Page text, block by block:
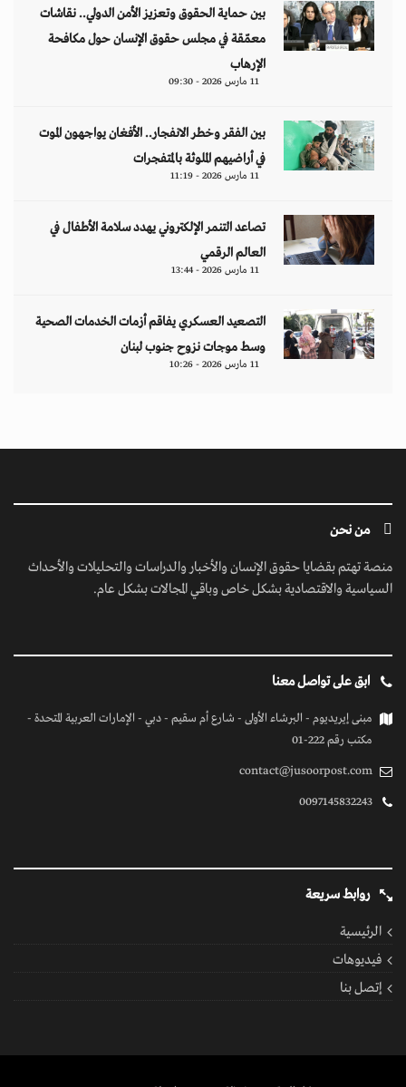
بين حماية الحقوق وتعزيز الأمن الدولي.. نقاشات
معمّقة في مجلس حقوق الإنسان حول مكافحة
الإرهاب
11 مارس 2026 - 09:30
بين الفقر وخطر الانفجار.. الأفغان يواجهون الموت
في أراضيهم الملوثة بالمتفجرات
11 مارس 2026 - 11:19
تصاعد التنمر الإلكتروني يهدد سلامة الأطفال في
العالم الرقمي
11 مارس 2026 - 13:44
التصعيد العسكري يفاقم أزمات الخدمات الصحية
وسط موجات نزوح جنوب لبنان
11 مارس 2026 - 10:26
من نحن
منصة تهتم بقضايا حقوق الإنسان والأخبار والدراسات والتحليلات والأحداث
السياسية والاقتصادية بشكل خاص وباقي المجالات بشكل عام.
ابق على تواصل معنا
مبنى إيريديوم - البرشاء الأولى - شارع أم سقيم - دبي - الإمارات العربية المتحدة -
مكتب رقم 222-01
contact@jusoorpost.com
0097145832243
روابط سريعة
الرئيسية
فيديوهات
إتصل بنا